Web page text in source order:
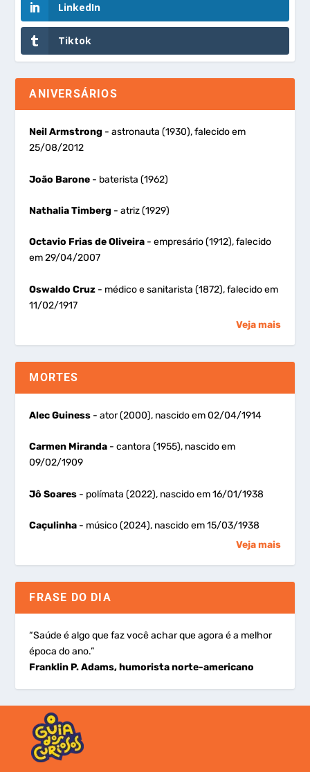
LinkedIn
Tiktok
ANIVERSÁRIOS
Neil Armstrong - astronauta (1930), falecido em
25/08/2012
João Barone - baterista (1962)
Nathalia Timberg - atriz (1929)
Octavio Frias de Oliveira - empresário (1912), falecido
em 29/04/2007
Oswaldo Cruz - médico e sanitarista (1872), falecido em
11/02/1917
Veja mais
MORTES
Alec Guiness - ator (2000), nascido em 02/04/1914
Carmen Miranda - cantora (1955), nascido em
09/02/1909
Jô Soares - polímata (2022), nascido em 16/01/1938
Caçulinha - músico (2024), nascido em 15/03/1938
Veja mais
FRASE DO DIA
“Saúde é algo que faz você achar que agora é a melhor
época do ano.”
Franklin P. Adams, humorista norte-americano